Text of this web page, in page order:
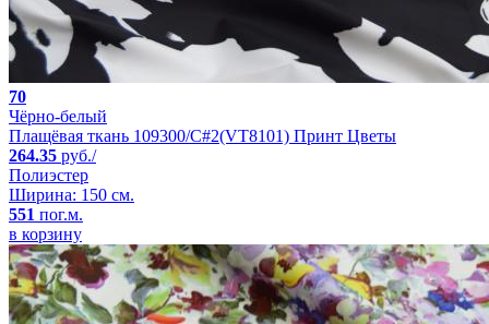
70
Чёрно-белый
Плащёвая ткань 109300/C#2(VT8101) Принт Цветы
264.35 руб./
Полиэстер
Ширина: 150 см.
551 пог.м.
в корзину